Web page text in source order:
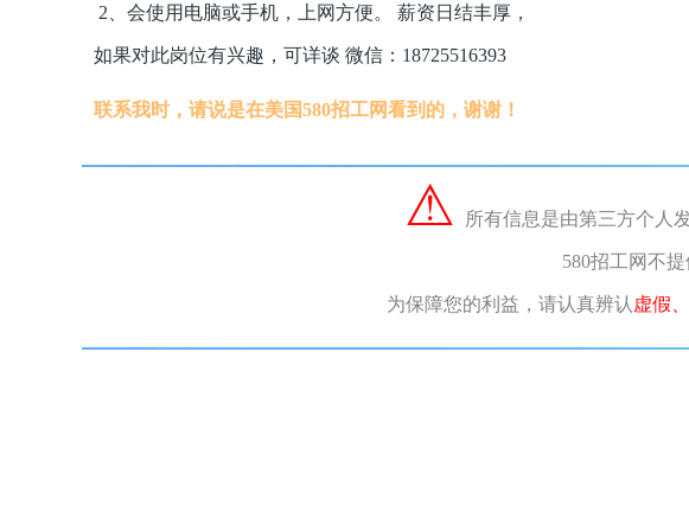
2、会使用电脑或手机，上网方便。 薪资日结丰厚，
如果对此岗位有兴趣，可详谈 微信：18725516393
联系我时，请说是在美国580招工网看到的，谢谢！
⚠︎ 所有信息是由第三方个人
580招工网不
为保障您的利益，请认真辨认 虚假